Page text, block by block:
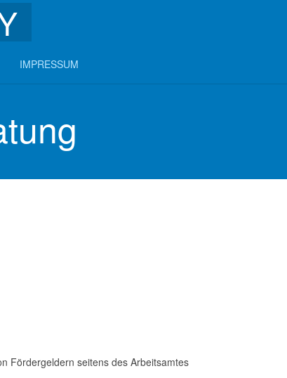
IMPRESSUM
Fördergeldern seitens des Arbeitsamtes